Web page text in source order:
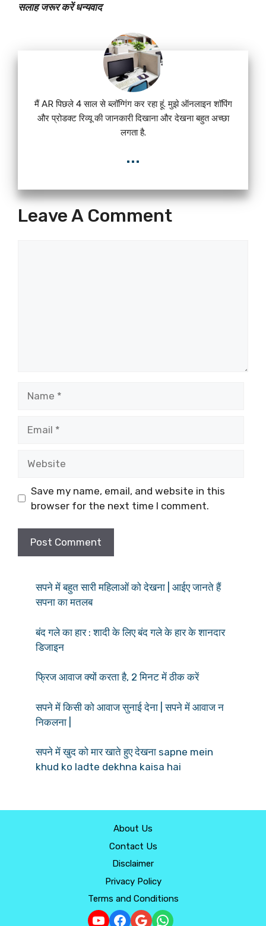
सलाह जरूर करें धन्यवाद
मैं AR पिछले 4 साल से ब्लॉग्गिंग कर रहा हूं. मुझे ऑनलाइन शॉपिंग
और प्रोडक्ट रिव्यू की जानकारी दिखाना और देखना बहुत अच्छा
लगता है.
...
Leave A Comment
Save my name, email, and website in this
browser for the next time I comment.
सपने में बहुत सारी महिलाओं को देखना | आईए जानते हैं
सपना का मतलब
बंद गले का हार : शादी के लिए बंद गले के हार के शानदार
डिजाइन
फ्रिज आवाज क्यों करता है, 2 मिनट में ठीक करें
सपने में किसी को आवाज सुनाई देना | सपने में आवाज न
निकलना |
सपने में खुद को मार खाते हुए देखना sapne mein
khud ko ladte dekhna kaisa hai
About Us
Contact Us
Disclaimer
Privacy Policy
Terms and Conditions
YouTube
Facebook
GoogleWhatsApp